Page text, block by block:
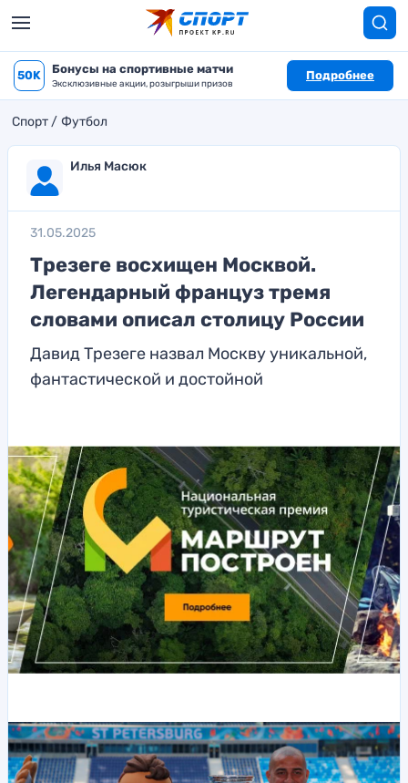
50K Бонусы на спортивные матчи
Эксклюзивные акции, розыгрыши призов
Подробнее
Спорт Футбол
Илья Масюк
31.05.2025
Трезеге восхищен Москвой.
Легендарный француз тремя
словами описал столицу России
Давид Трезеге назвал Москву уникальной,
фантастической и достойной